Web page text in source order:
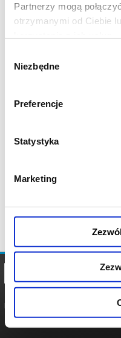
Partnerzy mogą
otrzymanymi od Ciebie
zgody
Niezbędne
Preferencje
Statystyka
Marketing